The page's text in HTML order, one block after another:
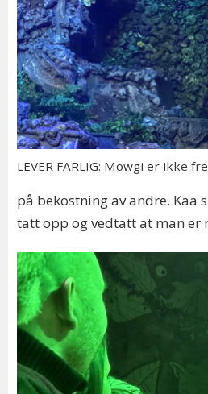
LEVER FARLIG: Mowgi er ikke
på bekostning av andre. Kaa
tatt opp og vedtatt at man er